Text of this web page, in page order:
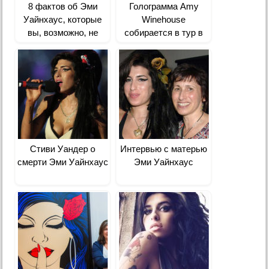
8 фактов об Эми
Уайнхаус, которые
вы, возможно, не
Голограмма Amy
Winehouse
собирается в тур в
Стиви Уандер о
смерти Эми Уайнхаус
Интервью с матерью
Эми Уайнхаус